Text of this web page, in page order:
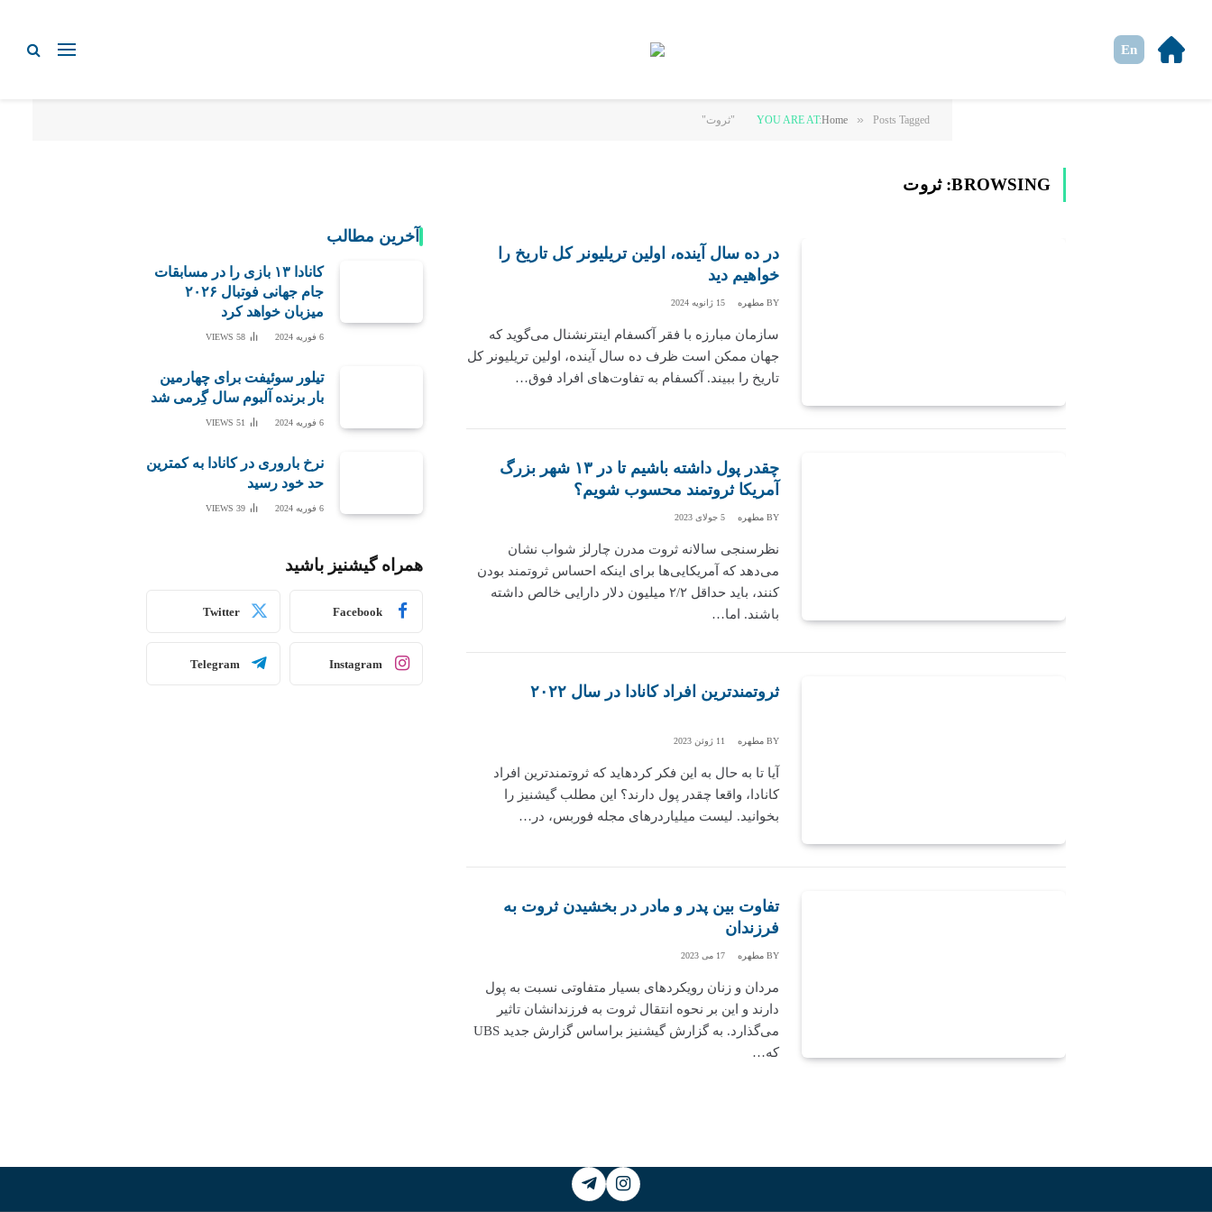
En
YOU ARE AT:Home » Posts Tagged "ثروت"
BROWSING: ثروت
در ده سال آینده، اولین تریلیونر کل تاریخ را
خواهیم دید
BY مطهره 15 ژانویه 2024
سازمان مبارزه با فقر آکسفام اینترنشنال می‌گوید که
جهان ممکن است ظرف ده سال آینده، اولین تریلیونر کل
تاریخ را ببیند. آکسفام به تفاوت‌های افراد فوق…
چقدر پول داشته باشیم تا در ۱۳ شهر بزرگ
آمریکا ثروتمند محسوب شویم؟
BY مطهره 5 جولای 2023
نظرسنجی سالانه ثروت مدرن چارلز شواب نشان
می‌دهد که آمریکایی‌ها برای اینکه احساس ثروتمند بودن
کنند، باید حداقل ۲/۲ میلیون دلار دارایی خالص داشته
باشند. اما…
ثروتمندترین افراد کانادا در سال ۲۰۲۲
BY مطهره 11 ژوئن 2023
آیا تا به حال به این فکر کردهاید که ثروتمندترین افراد
کانادا، واقعا چقدر پول دارند؟ این مطلب گیشنیز را
بخوانید. لیست میلیاردرهای مجله فوربس، در…
تفاوت بین پدر و مادر در بخشیدن ثروت به
فرزندان
BY مطهره 17 می 2023
مردان و زنان رویکردهای بسیار متفاوتی نسبت به پول
دارند و این بر نحوه انتقال ثروت به فرزندانشان تاثیر
می‌گذارد. به گزارش گیشنیز براساس گزارش جدید UBS
که…
آخرین مطالب
کانادا ۱۳ بازی را در مسابقات
جام جهانی فوتبال ۲۰۲۶
میزبان خواهد کرد
6 فوریه 2024 58
VIEWS
تیلور سوئیفت برای چهارمین
بار برنده آلبوم سال گِرمی شد
6 فوریه 2024 51
VIEWS
نرخ باروری در کانادا به کمترین
حد خود رسید
6 فوریه 2024 39
VIEWS
همراه گیشنیز باشید
Facebook
Twitter
Instagram
Telegram
Instagram
Telegram